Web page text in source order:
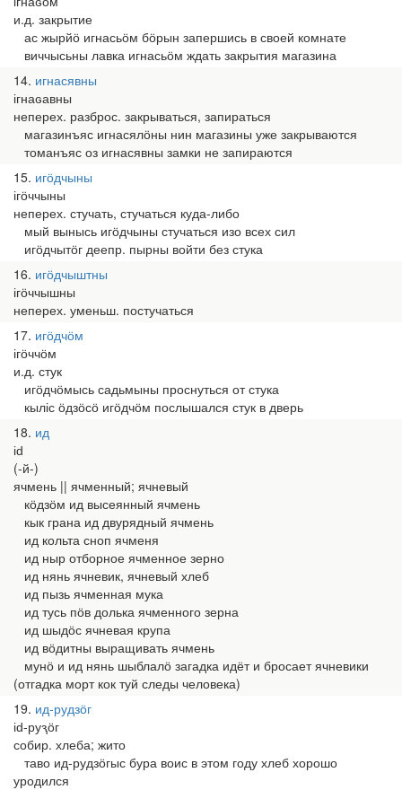
и.д. закрытие
ас жырйӧ игнасьӧм бӧрын запершись в своей комнате
виччысьны лавка игнасьӧм ждать закрытия магазина
14 игнасявны
ігнаԍавны
неперех. разброс. закрываться, запираться
магазинъяс игнасялӧны нин магазины уже закрываются
томанъяс оз игнасявны замки не запираются
15 игӧдчыны
ігӧччыны
неперех. стучать, стучаться куда-либо
мый вынысь игӧдчыны стучаться изо всех сил
игӧдчытӧг деепр. пырны войти без стука
16 игӧдчыштны
ігӧччышны
неперех. уменьш. постучаться
17 игӧдчӧм
ігӧччӧм
и.д. стук
игӧдчӧмысь садьмыны проснуться от стука
кыліс ӧдзӧсӧ игӧдчӧм послышался стук в дверь
18 ид
іԁ
(-й-)
ячмень || ячменный; ячневый
кӧдзӧм ид высеянный ячмень
кык грана ид двурядный ячмень
ид кольта сноп ячменя
ид ныр отборное ячменное зерно
ид нянь ячневик, ячневый хлеб
ид пызь ячменная мука
ид тусь пӧв долька ячменного зерна
ид шыдӧс ячневая крупа
ид вӧдитны выращивать ячмень
мунӧ и ид нянь шыблалӧ загадка идёт и бросает ячневики
(отгадка морт кок туй следы человека)
19 ид-рудзӧг
іԁ-руԇӧг
собир. хлеба; жито
таво ид-рудзӧгыс бура воис в этом году хлеб хорошо
уродился